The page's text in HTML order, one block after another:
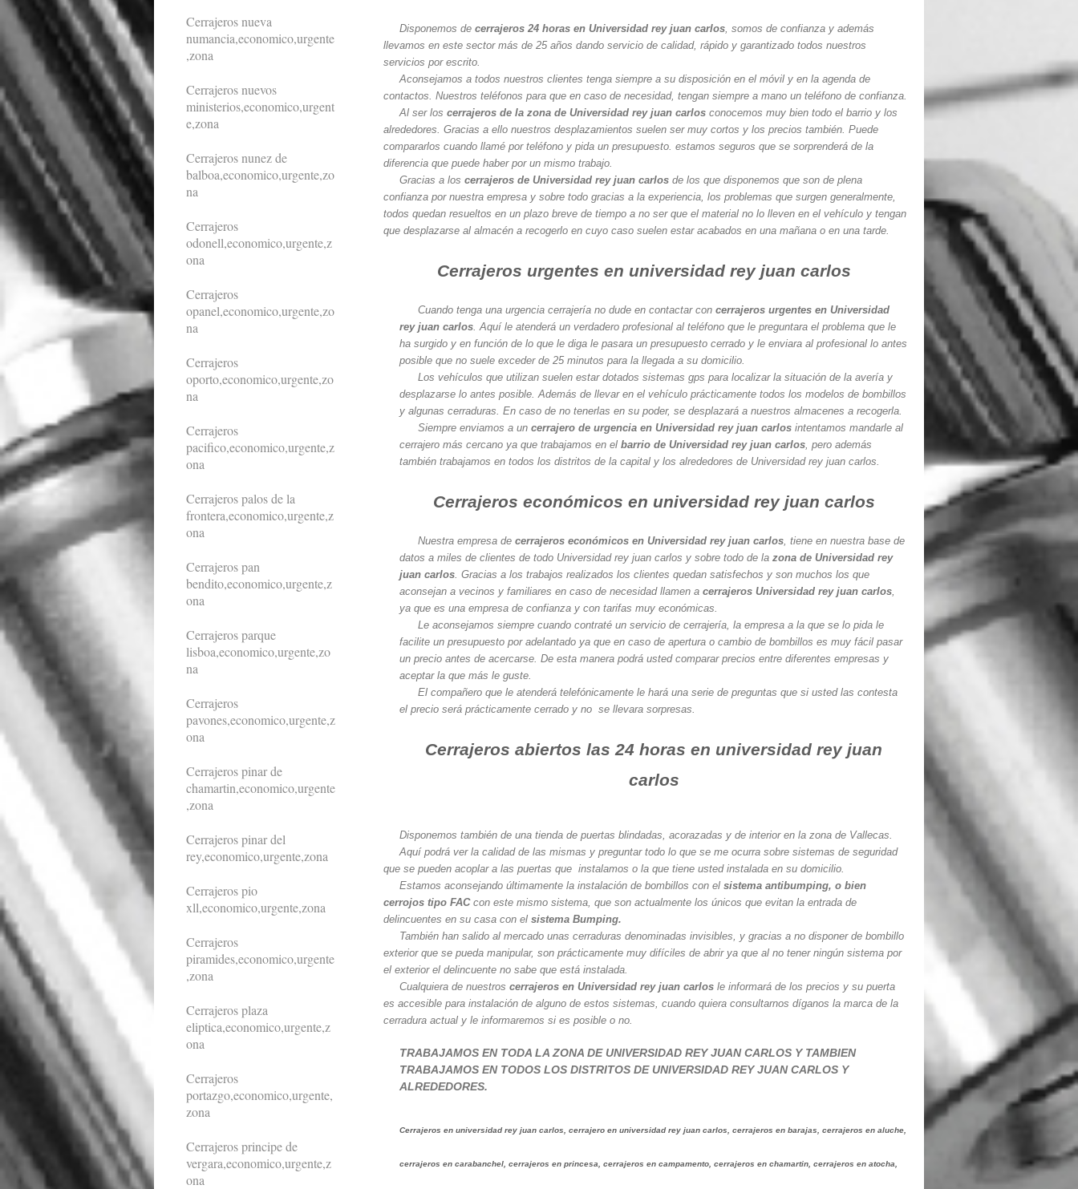
Disponemos decerrajeros 24 horas en Universidad rey juan carlos , somos de confianza y además
llevamos en este sector más de 25 años dando servicio de calidad, rápido y garantizado todos nuestros
servicios por escrito.
Aconsejamos a todos nuestros clientes tenga siempre a su disposición en el móvil y en la agenda de
contactos. Nuestros teléfonos para que en caso de necesidad, tengan siempre a mano un teléfono de confianza.
Al ser loscerrajeros de la zona de Universidad rey juan carlos conocemos muy bien todo el barrio y los
alrededores. Gracias a ello nuestros desplazamientos suelen ser muy cortos y los precios también. Puede
compararlos cuando llamé por teléfono y pida un presupuesto. estamos seguros que se sorprenderá de la
diferencia que puede haber por un mismo trabajo.
Gracias a loscerrajeros de Universidad rey juan carlos de los que disponemos que son de plena
confianza por nuestra empresa y sobre todo gracias a la experiencia, los problemas que surgen generalmente,
todos quedan resueltos en un plazo breve de tiempo a no ser que el material no lo lleven en el vehículo y tengan
que desplazarse al almacén a recogerlo en cuyo caso suelen estar acabados en una mañana o en una tarde.
Cerrajeros urgentes en universidad rey juan carlos
Cuando tenga una urgencia cerrajería no dude en contactar concerrajeros urgentes en Universidad
rey juan carlos . Aquí le atenderá un verdadero profesional al teléfono que le preguntara el problema que le
ha surgido y en función de lo que le diga le pasara un presupuesto cerrado y le enviara al profesional lo antes
posible que no suele exceder de 25 minutos para la llegada a su domicilio.
Los vehículos que utilizan suelen estar dotados sistemas gps para localizar la situación de la avería y
desplazarse lo antes posible. Además de llevar en el vehículo prácticamente todos los modelos de bombillos
y algunas cerraduras. En caso de no tenerlas en su poder, se desplazará a nuestros almacenes a recogerla.
Siempre enviamos a uncerrajero de urgencia en Universidad rey juan carlos intentamos mandarle al
cerrajero más cercano ya que trabajamos en elbarrio de Universidad rey juan carlos , pero además
también trabajamos en todos los distritos de la capital y los alrededores de Universidad rey juan carlos.
Cerrajeros económicos en universidad rey juan carlos
Nuestra empresa decerrajeros económicos en Universidad rey juan carlos , tiene en nuestra base de
datos a miles de clientes de todo Universidad rey juan carlos y sobre todo de lazona de Universidad rey
juan carlos . Gracias a los trabajos realizados los clientes quedan satisfechos y son muchos los que
aconsejan a vecinos y familiares en caso de necesidad llamen acerrajeros Universidad rey juan carlos
ya que es una empresa de confianza y con tarifas muy económicas.
Le aconsejamos siempre cuando contraté un servicio de cerrajería, la empresa a la que se lo pida le
facilite un presupuesto por adelantado ya que en caso de apertura o cambio de bombillos es muy fácil pasar
un precio antes de acercarse. De esta manera podrá usted comparar precios entre diferentes empresas y
aceptar la que más le guste.
El compañero que le atenderá telefónicamente le hará una serie de preguntas que si usted las contesta
el precio será prácticamente cerrado y no se llevara sorpresas.
Cerrajeros abiertos las 24 horas en universidad rey juan
carlos
Disponemos también de una tienda de puertas blindadas, acorazadas y de interior en la zona de Vallecas.
Aquí podrá ver la calidad de las mismas y preguntar todo lo que se me ocurra sobre sistemas de seguridad
que se pueden acoplar a las puertas que instalamos o la que tiene usted instalada en su domicilio.
Estamos aconsejando últimamente la instalación de bombillos con elsistema antibumping, o bien
cerrojos tipo FACcon este mismo sistema, que son actualmente los únicos que evitan la entrada de
delincuentes en su casa con elsistema Bumping.
También han salido al mercado unas cerraduras denominadas invisibles, y gracias a no disponer de bombillo
exterior que se pueda manipular, son prácticamente muy difíciles de abrir ya que al no tener ningún sistema por
el exterior el delincuente no sabe que está instalada.
Cualquiera de nuestroscerrajeros en Universidad rey juan carlos le informará de los precios y su puerta
es accesible para instalación de alguno de estos sistemas, cuando quiera consultarnos díganos la marca de la
cerradura actual y le informaremos si es posible o no.
TRABAJAMOS EN TODA LA ZONA DE UNIVERSIDAD REY JUAN CARLOS Y TAMBIEN
TRABAJAMOS EN TODOS LOS DISTRITOS DE UNIVERSIDAD REY JUAN CARLOS Y
ALREDEDORES.
Cerrajeros en universidad rey juan carlos, cerrajero en universidad rey juan carlos, cerrajeros en barajas, cerrajeros en aluche,
cerrajeros en carabanchel, cerrajeros en princesa, cerrajeros en campamento, cerrajeros en chamartin, cerrajeros en atocha,
Cerrajeros nueva
numancia,economico,urgente
,zona
Cerrajeros nuevos
ministerios,economico,urgent
e,zona
Cerrajeros nunez de
balboa,economico,urgente,zo
na
Cerrajeros
odonell,economico,urgente,z
ona
Cerrajeros
opanel,economico,urgente,zo
na
Cerrajeros
oporto,economico,urgente,zo
na
Cerrajeros
pacifico,economico,urgente,z
ona
Cerrajeros palos de la
frontera,economico,urgente,z
ona
Cerrajeros pan
bendito,economico,urgente,z
ona
Cerrajeros parque
lisboa,economico,urgente,zo
na
Cerrajeros
pavones,economico,urgente,z
ona
Cerrajeros pinar de
chamartin,economico,urgente
,zona
Cerrajeros pinar del
rey,economico,urgente,zona
Cerrajeros pio
xll,economico,urgente,zona
Cerrajeros
piramides,economico,urgente
,zona
Cerrajeros plaza
eliptica,economico,urgente,z
ona
Cerrajeros
portazgo,economico,urgente,
zona
Cerrajeros principe de
vergara,economico,urgente,z
ona